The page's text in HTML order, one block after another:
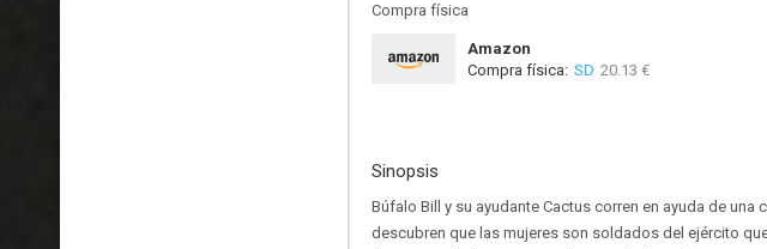
Compra física
Amazon
Compra física: SD 20.13 €
Sinopsis
Búfalo Bill y su ayudante Cactus corren en ayuda de
descubren que las mujeres son soldados del ejército